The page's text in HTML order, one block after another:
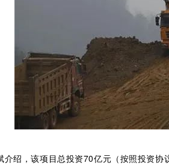
介绍，该项目总投资70亿元（按照投资